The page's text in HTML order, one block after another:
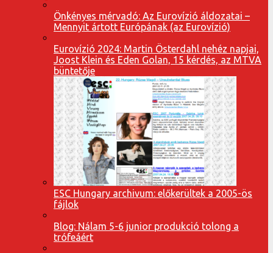
Önkényes mérvadó: Az Eurovízió áldozatai –
Mennyit ártott Európának (az Eurovízió)
Eurovízió 2024: Martin Österdahl nehéz napjai,
Joost Klein és Eden Golan, 15 kérdés, az MTVA
büntetője
ESC Hungary archivum: előkerültek a 2005-ös
fájlok
Blog: Nálam 5-6 junior produkció tolong a
trófeáért